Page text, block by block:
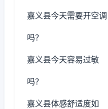
嘉义县今天需要开空调
吗？
嘉义县今天容易过敏
吗？
嘉义县体感舒适度如